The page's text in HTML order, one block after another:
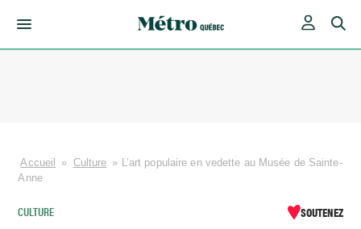
Accueil » Culture » L’art populaire en vedette au Musée de Sainte-
Anne
CULTURE SOUTENEZ